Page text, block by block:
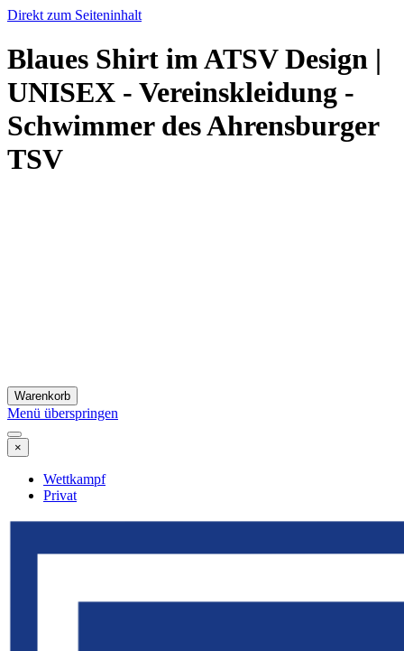
Direkt zum Seiteninhalt
Blaues Shirt im ATSV Design |
UNISEX - Vereinskleidung -
Schwimmer des Ahrensburger
TSV
Warenkorb
Menü überspringen
×
Wettkampf
Privat